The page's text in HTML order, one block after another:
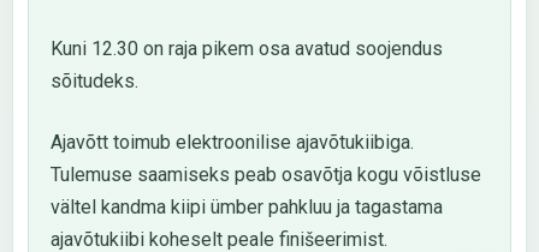
Kuni 12.30 on raja pikem osa avatud soojendus
sõitudeks.
Ajavõtt toimub elektroonilise ajavõtukiibiga.
Tulemuse saamiseks peab osavõtja kogu võistluse
vältel kandma kiipi ümber pahkluu ja tagastama
ajavõtukiibi koheselt peale finišeerimist.